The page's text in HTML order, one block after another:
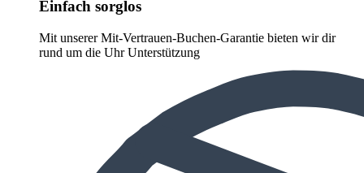
Einfach sorglos
Mit unserer Mit-Vertrauen-Buchen-Garantie bieten wir dir
rund um die Uhr Unterstützung